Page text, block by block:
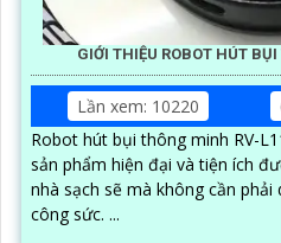
GIỚI THIỆU ROBOT HÚT
Lần xem: 10220
Robot hút bụi thông minh RV-
sản phẩm hiện đại và tiện ích
nhà sạch sẽ mà không cần phải
công sức. ...